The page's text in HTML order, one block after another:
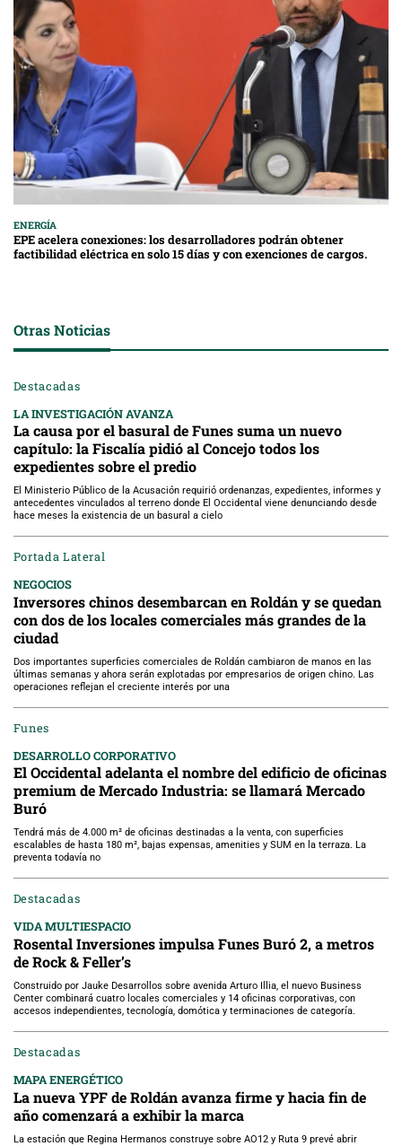
ENERGÍA
EPE acelera conexiones: los desarrolladores podrán obtener
factibilidad eléctrica en solo 15 días y con exenciones de cargos.
Otras Noticias
Destacadas
LA INVESTIGACIÓN AVANZA
La causa por el basural de Funes suma un nuevo
capítulo: la Fiscalía pidió al Concejo todos los
expedientes sobre el predio
El Ministerio Público de la Acusación requirió ordenanzas, expedientes, informes y
antecedentes vinculados al terreno donde El Occidental viene denunciando desde
hace meses la existencia de un basural a cielo
Portada Lateral
NEGOCIOS
Inversores chinos desembarcan en Roldán y se quedan
con dos de los locales comerciales más grandes de la
ciudad
Dos importantes superficies comerciales de Roldán cambiaron de manos en las
últimas semanas y ahora serán explotadas por empresarios de origen chino. Las
operaciones reflejan el creciente interés por una
Funes
DESARROLLO CORPORATIVO
El Occidental adelanta el nombre del edificio de oficinas
premium de Mercado Industria: se llamará Mercado
Buró
Tendrá más de 4.000 m² de oficinas destinadas a la venta, con superficies
escalables de hasta 180 m², bajas expensas, amenities y SUM en la terraza. La
preventa todavía no
Destacadas
VIDA MULTIESPACIO
Rosental Inversiones impulsa Funes Buró 2, a metros
de Rock & Feller’s
Construido por Jauke Desarrollos sobre avenida Arturo Illia, el nuevo Business
Center combinará cuatro locales comerciales y 14 oficinas corporativas, con
accesos independientes, tecnología, domótica y terminaciones de categoría.
Destacadas
MAPA ENERGÉTICO
La nueva YPF de Roldán avanza firme y hacia fin de
año comenzará a exhibir la marca
La estación que Regina Hermanos construye sobre AO12 y Ruta 9 prevé abrir